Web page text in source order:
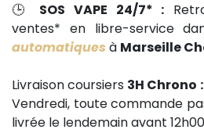
🕒 SOS VAPE 24/7* :
ventes* en libre-service
automatiques à Marseille
Livraison coursiers 3H Chrono :
Vendredi, toute commande
livrée le lendemain avant